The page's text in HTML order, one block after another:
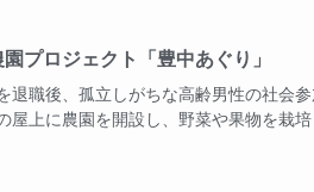
プロジェクト「豊中あぐり」
退職後、孤立しがちな高齢男性の社会
屋上に農園を開設し、野菜や果物を栽培